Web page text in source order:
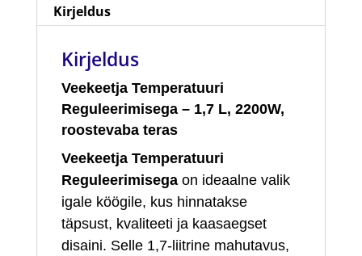
Kirjeldus
Kirjeldus
Veekeetja Temperatuuri
Reguleerimisega – 1,7 L, 2200W,
roostevaba teras
Veekeetja Temperatuuri
Reguleerimisegaon ideaalne valik
igale köögile, kus hinnatakse
täpsust, kvaliteeti ja kaasaegset
disaini. Selle 1,7‑liitrine mahutavus,